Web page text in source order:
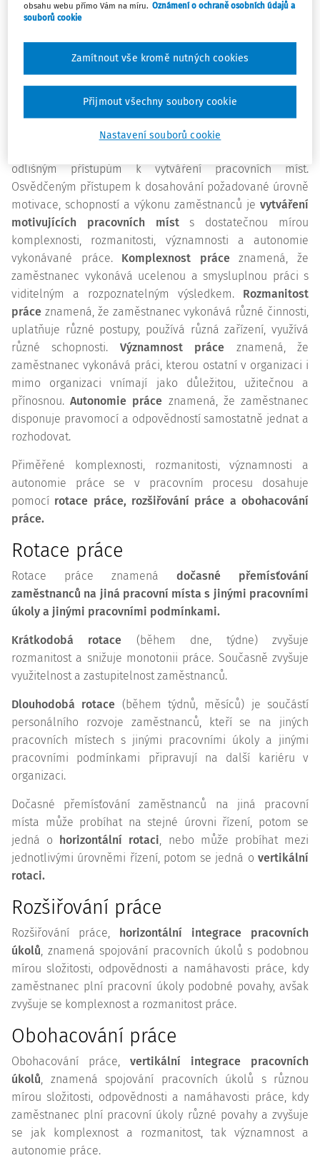
rozvíjet schopnosti zaměstnanců, nesmí zaměstnance
KOMPLEXNOST, ROZMANITOST,
VÝZNAMNOST A AUTONOMIE
VYKONÁVANÉ PRÁCE
Odlišné podmínky organizace vedou k odlišnému stupni
odlišným přístupům k vytváření pracovních míst.
Osvědčeným přístupem k dosahování požadované úrovně
motivace, schopností a výkonu zaměstnanců je vytváření
motivujících pracovních místs dostatečnou mírou
komplexnosti, rozmanitosti, významnosti a autonomie
vykonávané práce. Komplexnost práceznamená, že
zaměstnanec vykonává ucelenou a smysluplnou práci s
viditelným a rozpoznatelným výsledkem. Rozmanitost
práce znamená, že zaměstnanec vykonává různé činnosti,
uplatňuje různé postupy, používá různá zařízení, využívá
různé schopnosti. Významnost práce znamená, že
zaměstnanec vykonává práci, kterou ostatní v organizaci i
mimo organizaci vnímají jako důležitou, užitečnou a
přínosnou.Autonomie práce znamená, že zaměstnanec
disponuje pravomocí a odpovědností samostatně jednat a
rozhodovat.
Přiměřené komplexnosti, rozmanitosti, významnosti a
autonomie práce se v pracovním procesu dosahuje
pomocí rotace práce, rozšiřování práce a obohacování
práce.
Rotace práce
Rotace práce znamená dočasné přemísťování
zaměstnanců na jiná pracovní místa s jinými pracovními
úkoly a jinými pracovními podmínkami.
Krátkodobá rotace (během dne, týdne) zvyšuje
rozmanitost a snižuje monotonii práce. Současně zvyšuje
využitelnost a zastupitelnost zaměstnanců.
Dlouhodobá rotace (během týdnů, měsíců) je součástí
personálního rozvoje zaměstnanců, kteří se na jiných
pracovních místech s jinými pracovními úkoly a jinými
pracovními podmínkami připravují na další kariéru v
organizaci.
Dočasné přemísťování zaměstnanců na jiná pracovní
místa může probíhat na stejné úrovni řízení, potom se
jedná o horizontální rotaci, nebo může probíhat mezi
jednotlivými úrovněmi řízení, potom se jedná o vertikální
rotaci.
Rozšiřování práce
Rozšiřování práce, horizontální integrace pracovních
úkolů, znamená spojování pracovních úkolů s podobnou
mírou složitosti, odpovědnosti a namáhavosti práce, kdy
zaměstnanec plní pracovní úkoly podobné povahy, avšak
zvyšuje se komplexnost a rozmanitost práce.
Obohacování práce
Obohacování práce, vertikální integrace pracovních
úkolů, znamená spojování pracovních úkolů s různou
mírou složitosti, odpovědnosti a namáhavosti práce, kdy
zaměstnanec plní pracovní úkoly různé povahy a zvyšuje
se jak komplexnost a rozmanitost, tak významnost a
autonomie práce.
obsahu webu přímo Vám na míru. Oznámení o ochraně osobních údajů a
souborů cookie
Nastavení souborů cookie
Zamítnout vše kromě nutných cookies
Přijmout všechny soubory cookie